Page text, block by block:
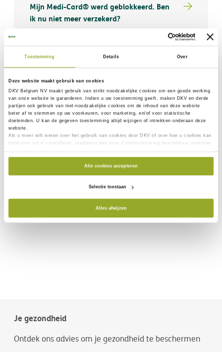
Toestemming Details Over
Deze website maakt gebruik van cookies
DKV Belgium NV maakt gebruik van strikt noodzakelijke cookies om een goede werking
van onze website te garanderen. Indien u uw toestemming geeft, maken DKV en derde
partijen ook gebruik van niet-noodzakelijke cookies om de inhoud van deze website
beter af te stemmen op uw voorkeuren, voor marketing, en/of voor statistische
doeleinden. U kan de gegeven toestemming altijd wijzigen of intrekken onderaan deze
website.
Als u meer wilt weten over het gebruik van cookies door DKV of over hoe u cookies kan
blokkeren en/of verwijderen, raadpleeg dan onze Cookieverklaring beschikbaar onderaan
Alle cookies accepteren
Selectie toestaan
Alles afwijzen
Mijn Medi-Card® werd geblokkeerd. Ben
ik nu niet meer verzekerd?
Waarom werd mijn Medi-Card® in het
ziekenhuis geweigerd?
Je gezondheid
Ontdek ons advies om je gezondheid te beschermen